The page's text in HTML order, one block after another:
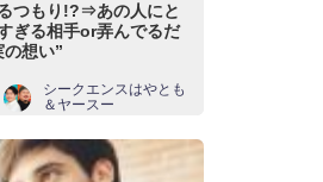
つもり!?⇒あの人にと
ぎる相手or弄んでるだ
想い”
シークエンスはやとも
＆ヤースー